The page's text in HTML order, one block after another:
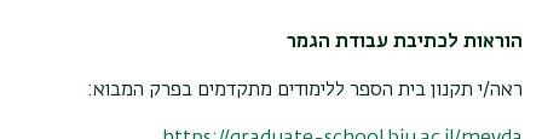
הוראות לכתיבת עבודת הגמר
ראה/י תקנון בית הספר ללימודים מתקדמים בפרק המבוא: